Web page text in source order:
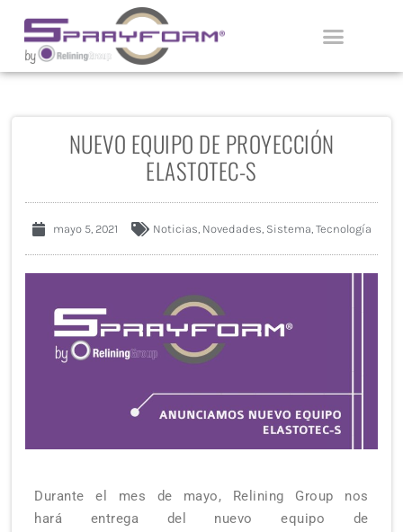
contenido
NUEVO EQUIPO DE PROYECCIÓN
ELASTOTEC-S
mayo 5, 2021 Noticias, Novedades, Sistema, Tecnología
Durante el mes de mayo, Relining Group
nos
hará entrega del nuevo equipo de